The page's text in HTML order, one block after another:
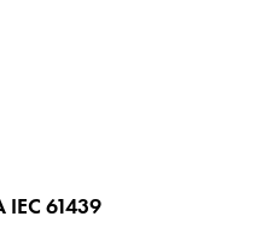
IEC 61439